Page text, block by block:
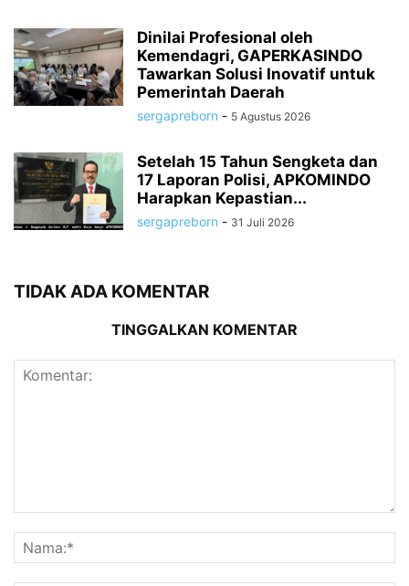
Dinilai Profesional oleh
Kemendagri, GAPERKASINDO
Tawarkan Solusi Inovatif untuk
Pemerintah Daerah
sergapreborn - 5 Agustus 2026
Setelah 15 Tahun Sengketa dan
17 Laporan Polisi, APKOMINDO
Harapkan Kepastian...
sergapreborn - 31 Juli 2026
TIDAK ADA KOMENTAR
TINGGALKAN KOMENTAR